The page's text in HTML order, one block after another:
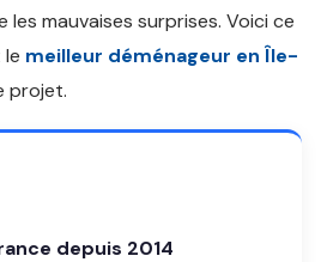
les mauvaises surprises. Voici ce
meilleur déménageur en Île-
projet.
depuis 2014